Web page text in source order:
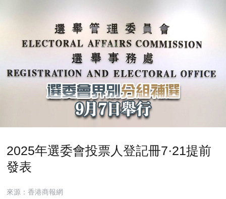
2025年選委會投票人登記冊7·21提前
發表
來源：香港商報網